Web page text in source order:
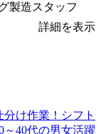
製造スタッフ
詳細を表示